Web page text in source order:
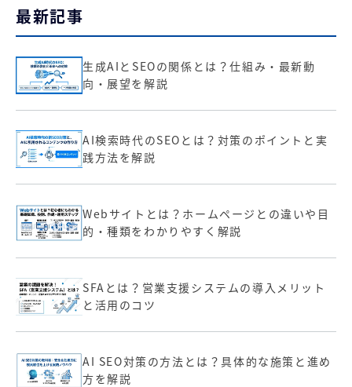
最新記事
生成AIとSEOの関係とは？仕組み・最新動
向・展望を解説
AI検索時代のSEOとは？対策のポイントと実
践方法を解説
Webサイトとは？ホームページとの違いや目
的・種類をわかりやすく解説
SFAとは？営業支援システムの導入メリット
と活用のコツ
AI SEO対策の方法とは？具体的な施策と進め
方を解説